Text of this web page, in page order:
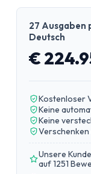
27 Ausgaben
Deutsch
€
Kostenloser
Keine
Keine
Unsere
auf 1251